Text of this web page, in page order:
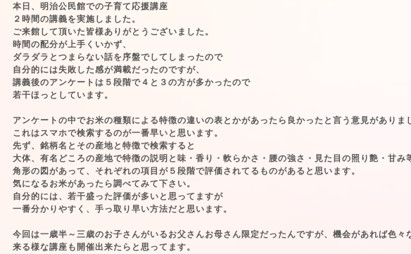
本日、明治公民館での子育て応援講座
２時間の講義を実施しました。
ご来館して頂いた皆様ありがとうございました。
時間の配分が上手くいかず、
ダラダラとつまらない話を序盤でしてしまったので
自分的には失敗した感が満載だったのですが、
講義後のアンケートは５段階で４と３の方が多かったので
若干ほっとしています。
アンケートの中でお米の種類による特徴の違いの表とかがあったら良かったと言う意見がありま
これはスマホで検索するのが一番早いと思います。
先ず、銘柄名とその産地と特徴で検索すると
大体、有名どころの産地で特徴の説明と味・香り・軟らかさ・腰の強さ・見た目の照り艶・甘み
角形の図があって、それぞれの項目が５段階で評価されてるものがあると思います。
気になるお米があったら調べてみて下さい。
自分的には、若干盛った評価が多いと思ってますが
一番分かりやすく、手っ取り早い方法だと思います。
今回は一歳半～三歳のお子さんがいるお父さんお母さん限定だったんですが、機会があれば色々
来る様な講座も開催出来たらと思ってます。